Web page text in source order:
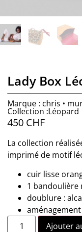
Lady Box
Marque : chris •
Collection :Léopard
450 CHF
La collection
imprimé de motif
cuir lisse
1 bandoulière
doublure :
Ajouter